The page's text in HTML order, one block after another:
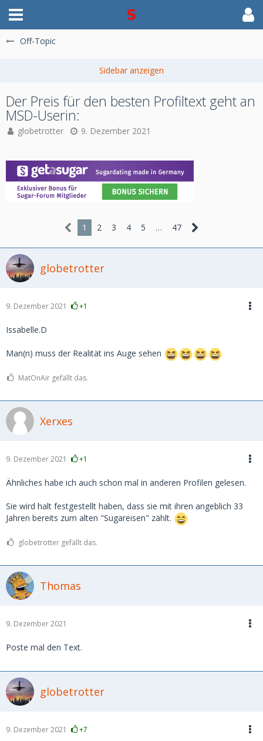
Off-Topic
Der Preis für den besten Profiltext geht an
MSD-Userin:
globetrotter 9. Dezember 2021
1 2 3 4 5 … 47
globetrotter
9. Dezember 2021 +1
Issabelle.D
Man(n) muss der Realität ins Auge sehen
MatOnAir gefällt das.
Xerxes
9. Dezember 2021 +1
Ähnliches habe ich auch schon mal in anderen Profilen gelesen.
Sie wird halt festgestellt haben, dass sie mit ihren angeblich 33
Jahren bereits zum alten "Sugareisen" zählt.
globetrotter gefällt das.
Thomas
9. Dezember 2021
Poste mal den Text.
globetrotter
9. Dezember 2021 +7